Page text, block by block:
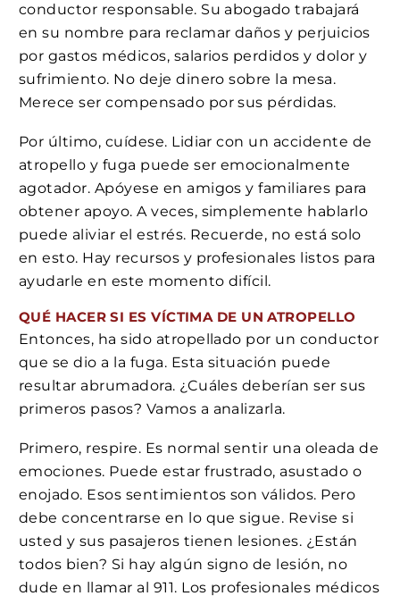
conductor responsable. Su abogado trabajará
en su nombre para reclamar daños y perjuicios
por gastos médicos, salarios perdidos y dolor y
sufrimiento. No deje dinero sobre la mesa.
Merece ser compensado por sus pérdidas.
Por último, cuídese. Lidiar con un accidente de
atropello y fuga puede ser emocionalmente
agotador. Apóyese en amigos y familiares para
obtener apoyo. A veces, simplemente hablarlo
puede aliviar el estrés. Recuerde, no está solo
en esto. Hay recursos y profesionales listos para
ayudarle en este momento difícil.
QUÉ HACER SI ES VÍCTIMA DE UN ATROPELLO
Entonces, ha sido atropellado por un conductor
que se dio a la fuga. Esta situación puede
resultar abrumadora. ¿Cuáles deberían ser sus
primeros pasos? Vamos a analizarla.
Primero, respire. Es normal sentir una oleada de
emociones. Puede estar frustrado, asustado o
enojado. Esos sentimientos son válidos. Pero
debe concentrarse en lo que sigue. Revise si
usted y sus pasajeros tienen lesiones. ¿Están
todos bien? Si hay algún signo de lesión, no
dude en llamar al 911. Los profesionales médicos